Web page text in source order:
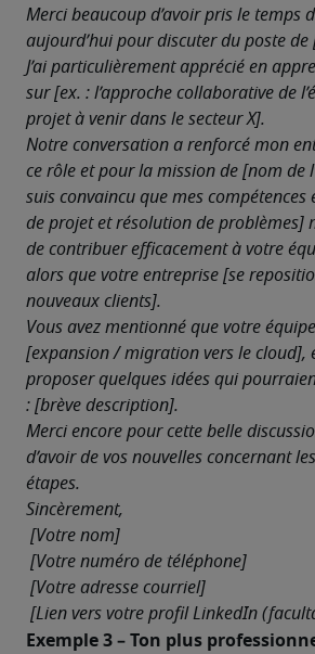
Merci beaucoup d’avoir pris le temps
aujourd’hui pour discuter du poste
J’ai particulièrement apprécié en
sur [ex. : l’approche collaborative de
projet à venir dans le secteur X].
Notre conversation a renforcé mon
ce rôle et pour la mission de [nom de
suis convaincu que mes compétences
de projet et résolution de problèmes]
de contribuer efficacement à votre
alors que votre entreprise [se
nouveaux clients].
Vous avez mentionné que votre
[expansion / migration vers le cloud],
proposer quelques idées qui
: [brève description].
Merci encore pour cette belle
d’avoir de vos nouvelles concernant
étapes.
Sincèrement,
[Lien vers votre profil LinkedIn
Exemple 3 – Ton plus